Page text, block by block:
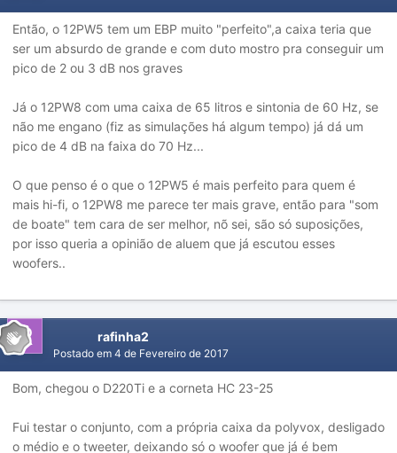
Então, o 12PW5 tem um EBP muito "perfeito",a caixa teria que
ser um absurdo de grande e com duto mostro pra conseguir um
pico de 2 ou 3 dB nos graves
Já o 12PW8 com uma caixa de 65 litros e sintonia de 60 Hz, se
não me engano (fiz as simulações há algum tempo) já dá um
pico de 4 dB na faixa do 70 Hz...
O que penso é o que o 12PW5 é mais perfeito para quem é
mais hi-fi, o 12PW8 me parece ter mais grave, então para "som
de boate" tem cara de ser melhor, nõ sei, são só suposições,
por isso queria a opinião de aluem que já escutou esses
woofers..
rafinha2
Postado em 4 de Fevereiro de 2017
Bom, chegou o D220Ti e a corneta HC 23-25
Fui testar o conjunto, com a própria caixa da polyvox, desligado
o médio e o tweeter, deixando só o woofer que já é bem